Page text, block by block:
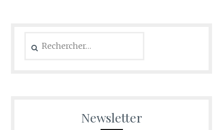
Newsletter